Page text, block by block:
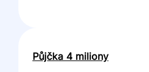
Půjčka 4 miliony